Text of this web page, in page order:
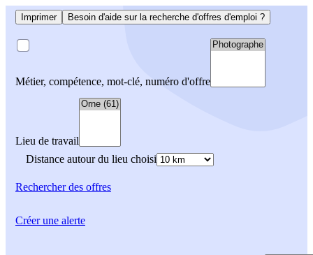
Imprimer Besoin d'aide sur la recherche d'offres d'emploi ?
Métier, compétence, mot-clé, numéro d'offre
Lieu de travail
Distance autour du lieu choisi
Rechercherdes offres
Créer une alerte